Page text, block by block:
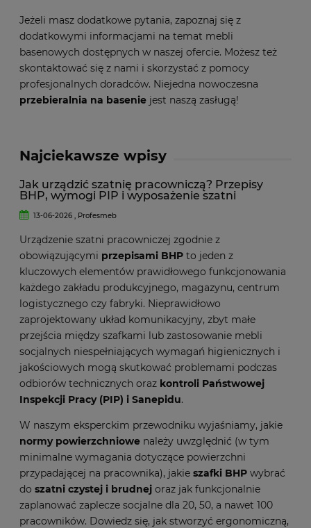
Jeżeli masz dodatkowe pytania, zapoznaj się z
dodatkowymi informacjami na temat mebli
basenowych dostępnych w naszej ofercie. Możesz też
skontaktować się z nami i skorzystać z pomocy
profesjonalnych doradców. Niejedna nowoczesna
przebieralnia na basenie jest naszą zasługą!
Najciekawsze wpisy
Jak urządzić szatnię pracowniczą? Przepisy
BHP, wymogi PIP i wyposażenie szatni
13-06-2026 , Profesmeb
Urządzenie szatni pracowniczej zgodnie z
obowiązującymi przepisami BHP to jeden z
kluczowych elementów prawidłowego funkcjonowania
każdego zakładu produkcyjnego, magazynu, centrum
logistycznego czy fabryki. Nieprawidłowo
zaprojektowany układ komunikacyjny, zbyt małe
przejścia między szafkami lub zastosowanie mebli
socjalnych niespełniających wymagań higienicznych i
jakościowych mogą skutkować problemami podczas
odbiorów technicznych oraz kontroli Państwowej
Inspekcji Pracy (PIP) i Sanepidu.
W naszym eksperckim przewodniku wyjaśniamy, jakie
normy powierzchniowe należy uwzględnić (w tym
minimalne wymagania dotyczące powierzchni
przypadającej na pracownika), jakie szafki BHP wybrać
do szatni czystej i brudnej oraz jak funkcjonalnie
zaplanować zaplecze socjalne dla 20, 50, a nawet 100
pracowników. Dowiedz się, jak stworzyć ergonomiczną,